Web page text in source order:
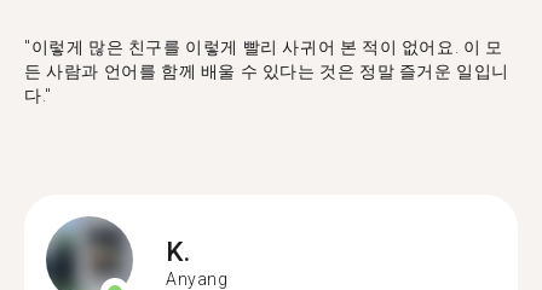
"이렇게 많은 친구를 이렇게 빨리 사귀어 본 적이 없어요. 이 모
든 사람과 언어를 함께 배울 수 있다는 것은 정말 즐거운 일입니
다."
K.
Anyang